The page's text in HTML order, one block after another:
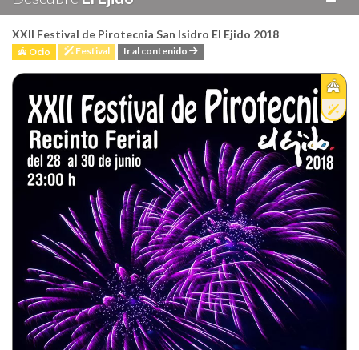
XXII Festival de Pirotecnia San Isidro El Ejido 2018
Ocio Festival Ir al contenido